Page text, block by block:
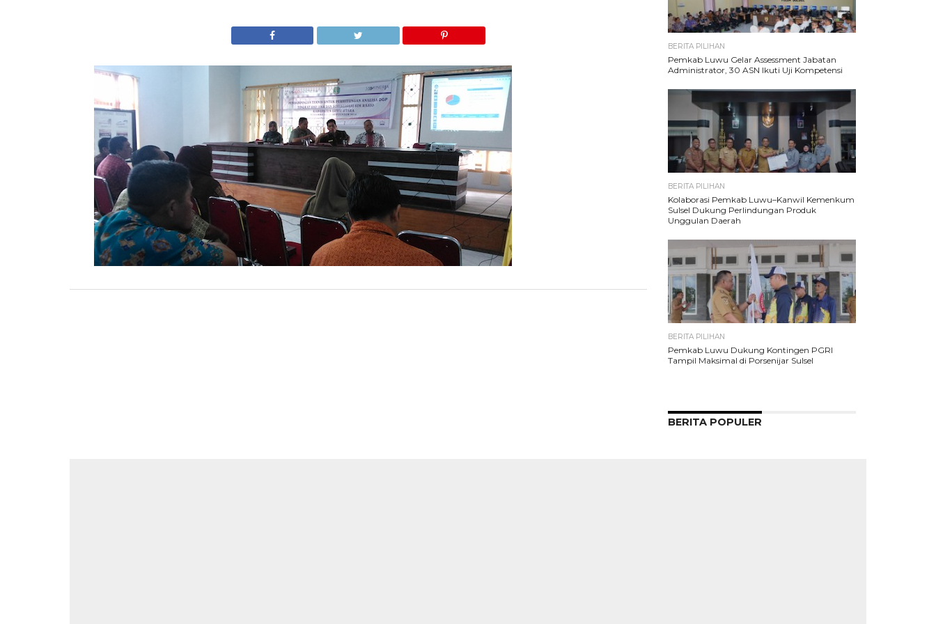
BERITA PILIHAN
Pemkab Luwu Gelar Assessment Jabatan
Administrator, 30 ASN Ikuti Uji Kompetensi
BERITA PILIHAN
Kolaborasi Pemkab Luwu–Kanwil Kemenkum
Sulsel Dukung Perlindungan Produk
Unggulan Daerah
BERITA PILIHAN
Pemkab Luwu Dukung Kontingen PGRI
Tampil Maksimal di Porsenijar Sulsel
BERITA POPULER